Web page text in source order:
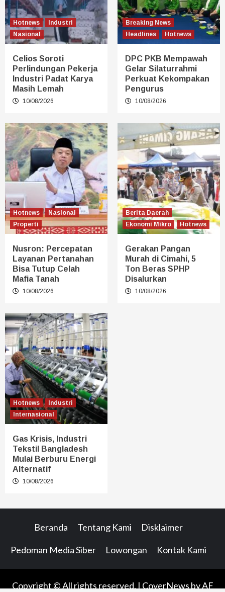
Hotnews
Industri
Nasional
Celios Soroti
Perlindungan Pekerja
Industri Padat Karya
Masih Lemah
10/08/2026
Breaking News
Headlines
Hotnews
DPC PKB Mempawah
Gelar Silaturrahmi
Perkuat Kekompakan
Pengurus
10/08/2026
Hotnews
Nasional
Properti
Nusron: Percepatan
Layanan Pertanahan
Bisa Tutup Celah
Mafia Tanah
10/08/2026
Berita Daerah
Ekonomi Mikro
Hotnews
Gerakan Pangan
Murah di Cimahi, 5
Ton Beras SPHP
Disalurkan
10/08/2026
Hotnews
Industri
Internasional
Gas Krisis, Industri
Tekstil Bangladesh
Mulai Berburu Energi
Alternatif
10/08/2026
Beranda Tentang Kami Disklaimer
Pedoman Media Siber Lowongan Kontak Kami
Copyright © All rights reserved.|CoverNewsby AF